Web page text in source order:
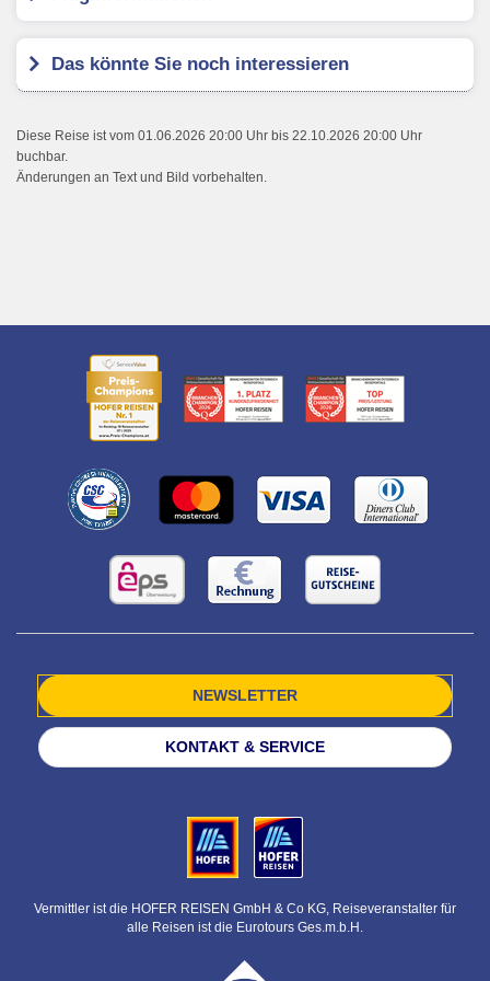
Das könnte Sie noch interessieren
Diese Reise ist vom 01.06.2026 20:00 Uhr bis 22.10.2026 20:00 Uhr
buchbar.
Änderungen an Text und Bild vorbehalten.
NEWSLETTER
KONTAKT & SERVICE
Vermittler ist die HOFER REISEN GmbH & Co KG, Reiseveranstalter für
alle Reisen ist die Eurotours Ges.m.b.H.